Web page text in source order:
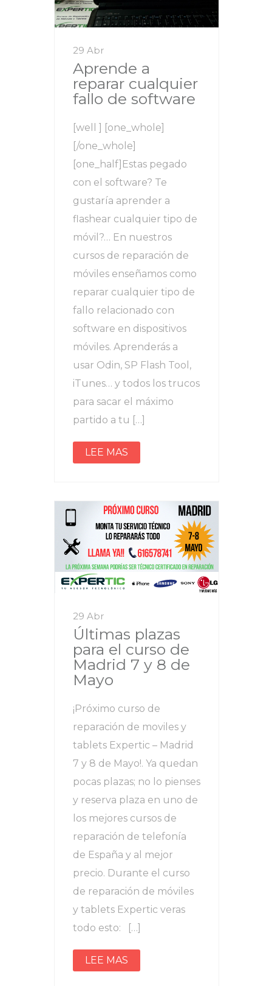
29 Abr
Aprende a
reparar cualquier
fallo de software
[well ] [one_whole]
[/one_whole]
[one_half]Estas pegado
con el software? Te
gustaría aprender a
flashear cualquier tipo de
móvil?… En nuestros
cursos de reparación de
móviles enseñamos como
reparar cualquier tipo de
fallo relacionado con
software en dispositivos
móviles. Aprenderás a
usar Odin, SP Flash Tool,
iTunes… y todos los trucos
para sacar el máximo
partido a tu […]
LEE MAS
29 Abr
Últimas plazas
para el curso de
Madrid 7 y 8 de
Mayo
¡Próximo curso de
reparación de moviles y
tablets Expertic – Madrid
7 y 8 de Mayo!. Ya quedan
pocas plazas; no lo pienses
y reserva plaza en uno de
los mejores cursos de
reparación de telefonía
de España y al mejor
precio. Durante el curso
de reparación de móviles
y tablets Expertic veras
todo esto: […]
LEE MAS